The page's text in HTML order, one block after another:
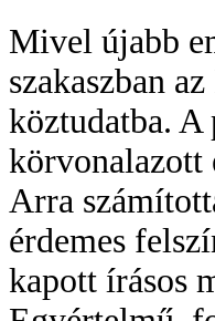
Mivel újabb
szakaszban
köztudatba. A
körvonalazott
Arra
érdemes
kapott írásos